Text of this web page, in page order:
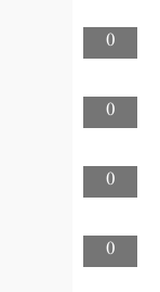
0
0
0
0